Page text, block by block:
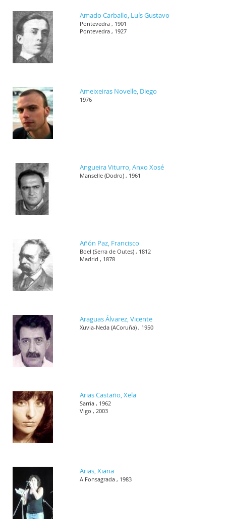
Amado Carballo, Luís Gustavo
Pontevedra , 1901
Pontevedra , 1927
Ameixeiras Novelle, Diego
1976
Angueira Viturro, Anxo Xosé
Manselle (Dodro) , 1961
Añón Paz, Francisco
Boel (Serra de Outes) , 1812
Madrid , 1878
Araguas Álvarez, Vicente
Xuvia-Neda (ACoruña) , 1950
Arias Castaño, Xela
Sarria , 1962
Vigo , 2003
Arias, Xiana
A Fonsagrada , 1983